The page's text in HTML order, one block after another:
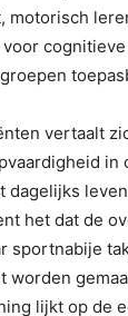
motorisch
vertaalt
in
dagelijks
het dat de
sportnabije
worden
lijkt op de